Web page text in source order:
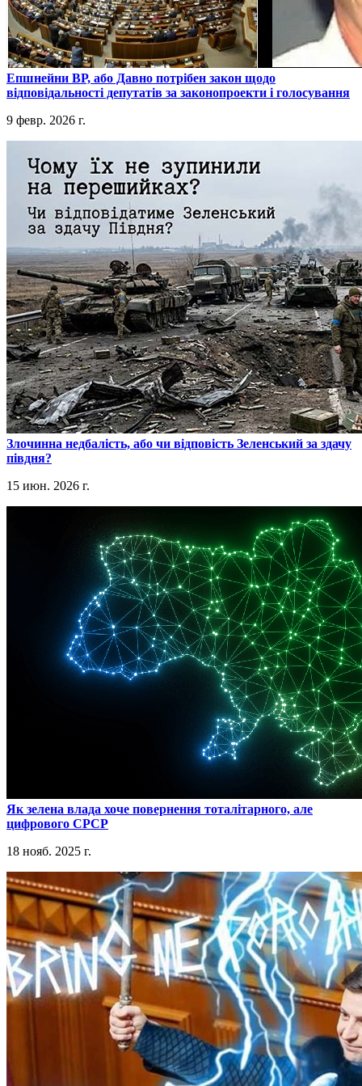
​Епшнейни ВР, або Давно потрібен закон щодо
відповідальності депутатів за законопроекти і голосування
9 февр. 2026 г.
​Злочинна недбалість, або чи відповість Зеленський за здачу
півдня?
15 июн. 2026 г.
​Як зелена влада хоче повернення тоталітарного, але
цифрового СРСР
18 нояб. 2025 г.